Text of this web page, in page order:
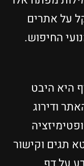
על אתרים
החיפוש.
היא היבט
ודירוג
תגים וקישור